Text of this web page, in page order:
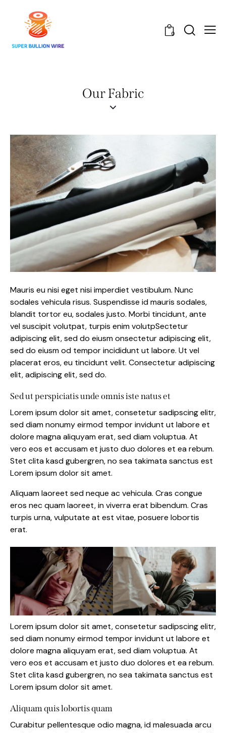
0
Our Fabric
Mauris eu nisi eget nisi imperdiet vestibulum. Nunc
sodales vehicula risus. Suspendisse id mauris sodales,
blandit tortor eu, sodales justo. Morbi tincidunt, ante
vel suscipit volutpat, turpis enim volutpSectetur
adipiscing elit, sed do eiusm onsectetur adipiscing elit,
sed do eiusm od tempor incididunt ut labore. Ut vel
placerat eros, eu tincidunt velit. Consectetur adipiscing
elit, adipiscing elit, sed do.
Sed ut perspiciatis unde omnis iste natus et
Lorem ipsum dolor sit amet, consetetur sadipscing elitr,
sed diam nonumy eirmod tempor invidunt ut labore et
dolore magna aliquyam erat, sed diam voluptua. At
vero eos et accusam et justo duo dolores et ea rebum.
Stet clita kasd gubergren, no sea takimata sanctus est
Lorem ipsum dolor sit amet.
Aliquam laoreet sed neque ac vehicula. Cras congue
eros nec quam laoreet, in viverra erat bibendum. Cras
turpis urna, vulputate at est vitae, posuere lobortis
erat.
Lorem ipsum dolor sit amet, consetetur sadipscing elitr,
sed diam nonumy eirmod tempor invidunt ut labore et
dolore magna aliquyam erat, sed diam voluptua. At
vero eos et accusam et justo duo dolores et ea rebum.
Stet clita kasd gubergren, no sea takimata sanctus est
Lorem ipsum dolor sit amet.
Aliquam quis lobortis quam
Curabitur pellentesque odio magna, id malesuada arcu